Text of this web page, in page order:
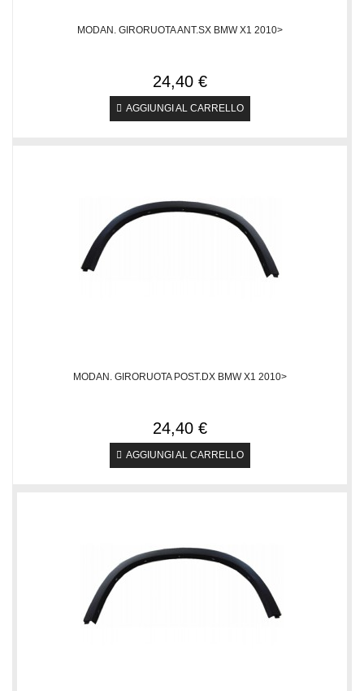
MODAN. GIRORUOTA ANT.SX BMW X1 2010>
24,40 €
AGGIUNGI AL CARRELLO
MODAN. GIRORUOTA POST.DX BMW X1 2010>
24,40 €
AGGIUNGI AL CARRELLO